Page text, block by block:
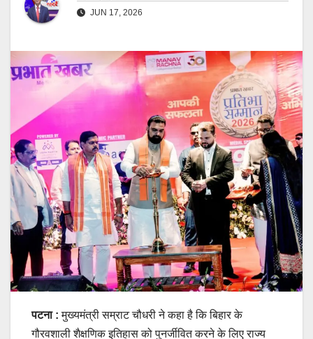
JUN 17, 2026
पटना : मुख्यमंत्री सम्राट चौधरी ने कहा है कि बिहार के
गौरवशाली शैक्षणिक इतिहास को पुनर्जीवित करने के लिए राज्य